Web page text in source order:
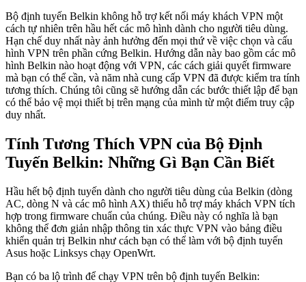
Bộ định tuyến Belkin không hỗ trợ kết nối máy khách VPN một
cách tự nhiên trên hầu hết các mô hình dành cho người tiêu dùng.
Hạn chế duy nhất này ảnh hưởng đến mọi thứ về việc chọn và cấu
hình VPN trên phần cứng Belkin. Hướng dẫn này bao gồm các mô
hình Belkin nào hoạt động với VPN, các cách giải quyết firmware
mà bạn có thể cần, và năm nhà cung cấp VPN đã được kiểm tra tính
tương thích. Chúng tôi cũng sẽ hướng dẫn các bước thiết lập để bạn
có thể bảo vệ mọi thiết bị trên mạng của mình từ một điểm truy cập
duy nhất.
Tính Tương Thích VPN của Bộ Định
Tuyến Belkin: Những Gì Bạn Cần Biết
Hầu hết bộ định tuyến dành cho người tiêu dùng của Belkin (dòng
AC, dòng N và các mô hình AX) thiếu hỗ trợ máy khách VPN tích
hợp trong firmware chuẩn của chúng. Điều này có nghĩa là bạn
không thể đơn giản nhập thông tin xác thực VPN vào bảng điều
khiển quản trị Belkin như cách bạn có thể làm với bộ định tuyến
Asus hoặc Linksys chạy OpenWrt.
Bạn có ba lộ trình để chạy VPN trên bộ định tuyến Belkin: